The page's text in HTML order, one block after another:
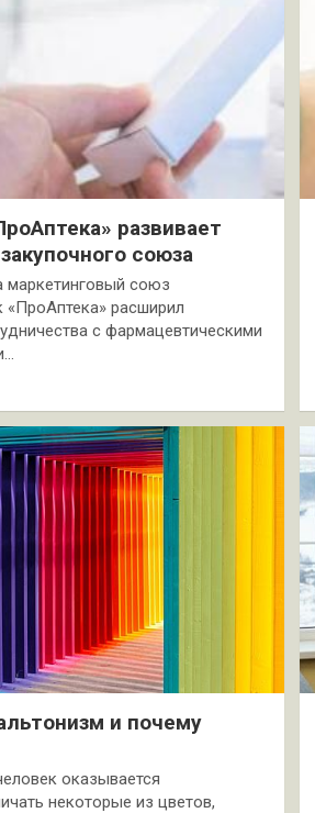
развивает
союза
маркетинговый союз
«ПроАптека» расширил
с фармацевтическими
и почему
оказывается
некоторые из цветов,